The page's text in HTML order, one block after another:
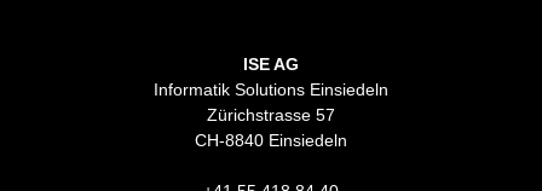
ISE AG
Informatik Solutions Einsiedeln
Zürichstrasse 57
CH-8840 Einsiedeln